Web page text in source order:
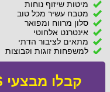
מיטות שיזוף נוחות
מטבח עשיר מכל טוב
סלון מרווח ומפואר
אינטרנט אלחוטי
מתאים לציבור הדתי
למשפחות זוגות וקבוצות